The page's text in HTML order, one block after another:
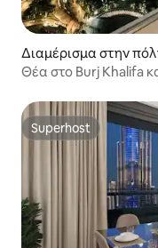
Διαμέρισμα στην
Θέα στο Burj Khalifa
Superhost
Superhost